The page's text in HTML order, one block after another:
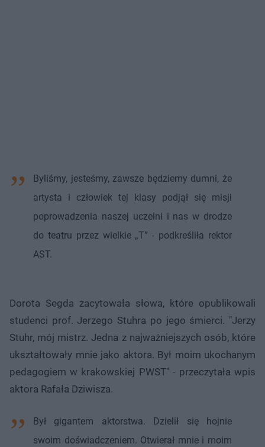
Byliśmy, jesteśmy, zawsze będziemy dumni, że
artysta i człowiek tej klasy podjął się misji
poprowadzenia naszej uczelni i nas w drodze
do teatru przez wielkie „T” - podkreśliła rektor
AST.
Dorota Segda zacytowała słowa, które opublikowali
studenci prof. Jerzego Stuhra po jego śmierci. "Jerzy
Stuhr, mój mistrz. Jedna z najważniejszych osób, które
ukształtowały mnie jako aktora. Był moim ukochanym
pedagogiem w krakowskiej PWST" - przeczytała wpis
aktora Rafała Dziwisza.
Był gigantem aktorstwa. Dzielił się hojnie
swoim doświadczeniem. Otwierał mnie i moim